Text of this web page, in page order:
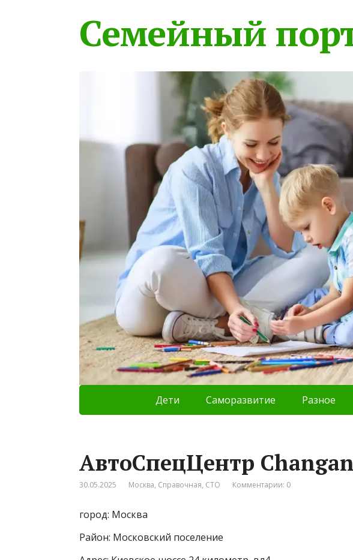
Семейный
Дети Саморазвитие Разное
АвтоСпецЦентр Changan
30.05.2025 Москва, Справочная, СТО Комментарии: 0
город: Москва
Район: Московский поселение